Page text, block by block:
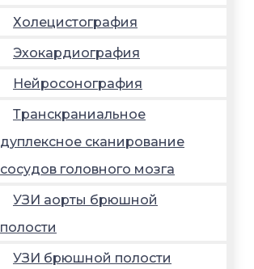
Холецистография
Эхокардиография
Нейросонография
Транскраниальное
дуплексное сканирование
сосудов головного мозга
УЗИ аорты брюшной
полости
УЗИ брюшной полости